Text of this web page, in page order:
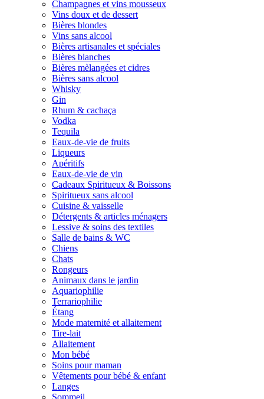
Champagnes et vins mousseux
Vins doux et de dessert
Bières blondes
Vins sans alcool
Bières artisanales et spéciales
Bières blanches
Bières mèlangées et cidres
Bières sans alcool
Whisky
Gin
Rhum & cachaça
Vodka
Tequila
Eaux-de-vie de fruits
Liqueurs
Apéritifs
Eaux-de-vie de vin
Cadeaux Spiritueux & Boissons
Spiritueux sans alcool
Cuisine & vaisselle
Détergents & articles ménagers
Lessive & soins des textiles
Salle de bains & WC
Chiens
Chats
Rongeurs
Animaux dans le jardin
Aquariophilie
Terrariophilie
Étang
Mode maternité et allaitement
Tire-lait
Allaitement
Mon bébé
Soins pour maman
Vêtements pour bébé & enfant
Langes
Sommeil